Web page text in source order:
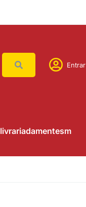
Entrar
livrariadamentesm